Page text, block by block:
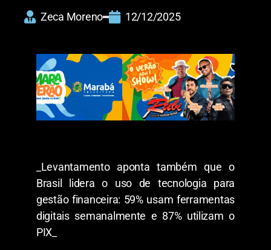
Zeca Moreno 12/12/2025
_Levantamento aponta também que o
Brasil lidera o uso de tecnologia para
gestão financeira: 59% usam ferramentas
digitais semanalmente e 87% utilizam o
PIX_